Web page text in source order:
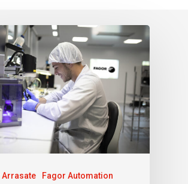
Arrasate Fagor Automation